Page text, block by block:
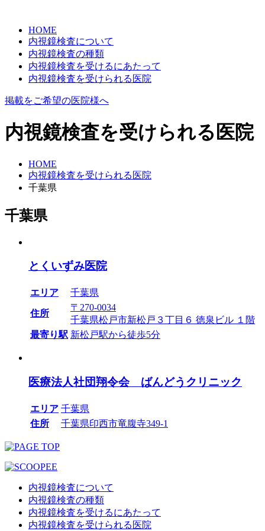
HOME
内視鏡検査について
内視鏡検査の種類
内視鏡検査を受けるにあたって
内視鏡検査を受けられる医院
掲載をご希望の医院様へ
内視鏡検査を受けられる医院
HOME
内視鏡検査を受けられる医院
千葉県
千葉県
とくいずみ医院
エリア 千葉県
住所
〒270-0034
千葉県松戸市新松戸３丁目６ 徳泉ビル １階
最寄り駅 新松戸駅から徒歩5分
医療法人社団翔令会 ばんどうクリニック
エリア 千葉県
住所
千葉県印西市竜腹寺349-1
内視鏡検査について
内視鏡検査の種類
内視鏡検査を受けるにあたって
内視鏡検査を受けられる医院